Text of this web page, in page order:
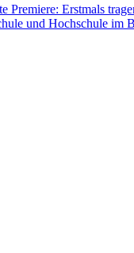
Premiere: Erstmals
und Hochschule